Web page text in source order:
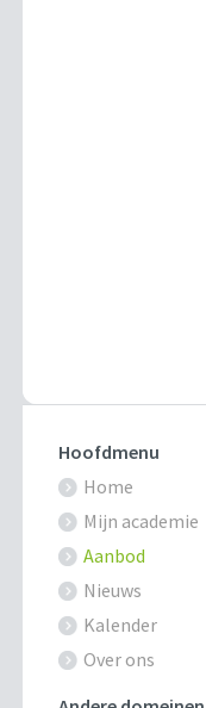
Hoofdmenu
Home
Mijn academie
Aanbod
Nieuws
Kalender
Over ons